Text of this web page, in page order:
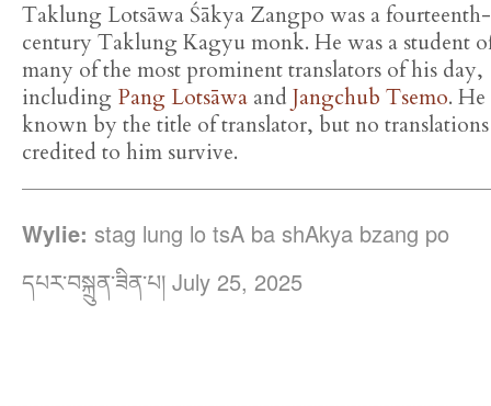
Taklung Lotsāwa Śākya Zangpo was a fourteenth-
century Taklung Kagyu monk. He was a student
many of the most prominent translators of his day,
including Pang Lotsāwa and Jangchub Tsemo.
known by the title of translator, but no translations
credited to him survive.
Wylie: stag lung lo tsA ba shAkya bzang po
དཔར་བསྐྲུན་ཟིན་པ། July 25, 2025